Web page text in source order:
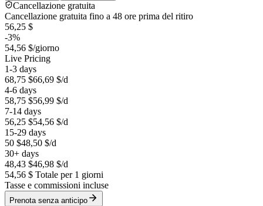
Cancellazione gratuita
Cancellazione gratuita fino a 48 ore prima del ritiro
56,25 $
-3%
54,56 $/giorno
Live Pricing
1-3 days
68,75 $66,69 $/d
4-6 days
58,75 $56,99 $/d
7-14 days
56,25 $54,56 $/d
15-29 days
50 $48,50 $/d
30+ days
48,43 $46,98 $/d
54,56 $ Totale per 1 giorni
Tasse e commissioni incluse
Prenota senza anticipo